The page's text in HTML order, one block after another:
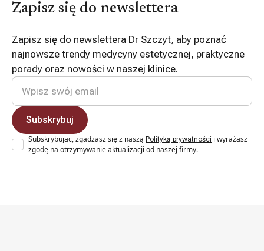
Zapisz się do newslettera
Zapisz się do newslettera Dr Szczyt, aby poznać
najnowsze trendy medycyny estetycznej, praktyczne
porady oraz nowości w naszej klinice.
Subskrybując, zgadzasz się z naszą Polityką prywatności i wyrażasz
zgodę na otrzymywanie aktualizacji od naszej firmy.